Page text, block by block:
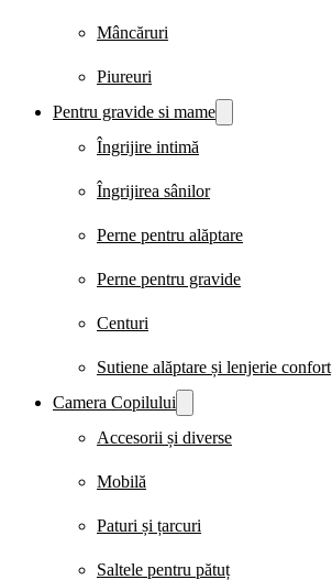
Mâncăruri
Piureuri
Pentru gravide si mame
Îngrijire intimă
Îngrijirea sânilor
Perne pentru alăptare
Perne pentru gravide
Centuri
Sutiene alăptare și lenjerie confort
Camera Copilului
Accesorii și diverse
Mobilă
Paturi și țarcuri
Saltele pentru pătuț